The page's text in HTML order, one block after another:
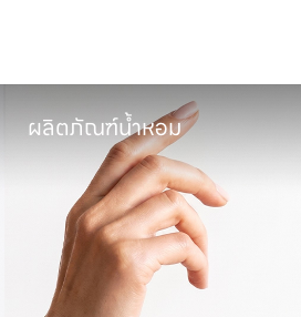
ผลิตภัณฑ์น้ำหอม